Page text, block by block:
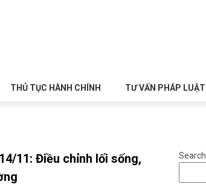
THỦ TỤC HÀNH CHÍNH TƯ VẤN PHÁP LUẬT
11: Điều chỉnh lối sống,
Search